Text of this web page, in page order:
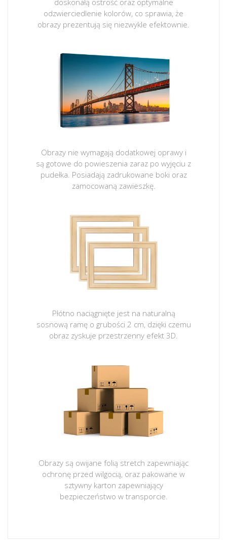
doskonałą ostrość oraz optymalne
odzwierciedlenie kolorów, co sprawia, że
obrazy prezentują się niezwykle efektownie.
Obrazy nie wymagają dodatkowej oprawy i
są gotowe do powieszenia zaraz po wyjęciu z
pudełka. Posiadają zadrukowane boki oraz
zamocowaną zawieszkę.
Płótno naciągnięte jest na naturalną
sosnową ramę o grubości 2 cm, dzięki czemu
obraz zyskuje przestrzenny efekt 3D.
Obrazy są owijane folią stretch zapewniając
ochronę przed wilgocią, oraz pakowane w
sztywny karton zapewniający
bezpieczeństwo w transporcie.